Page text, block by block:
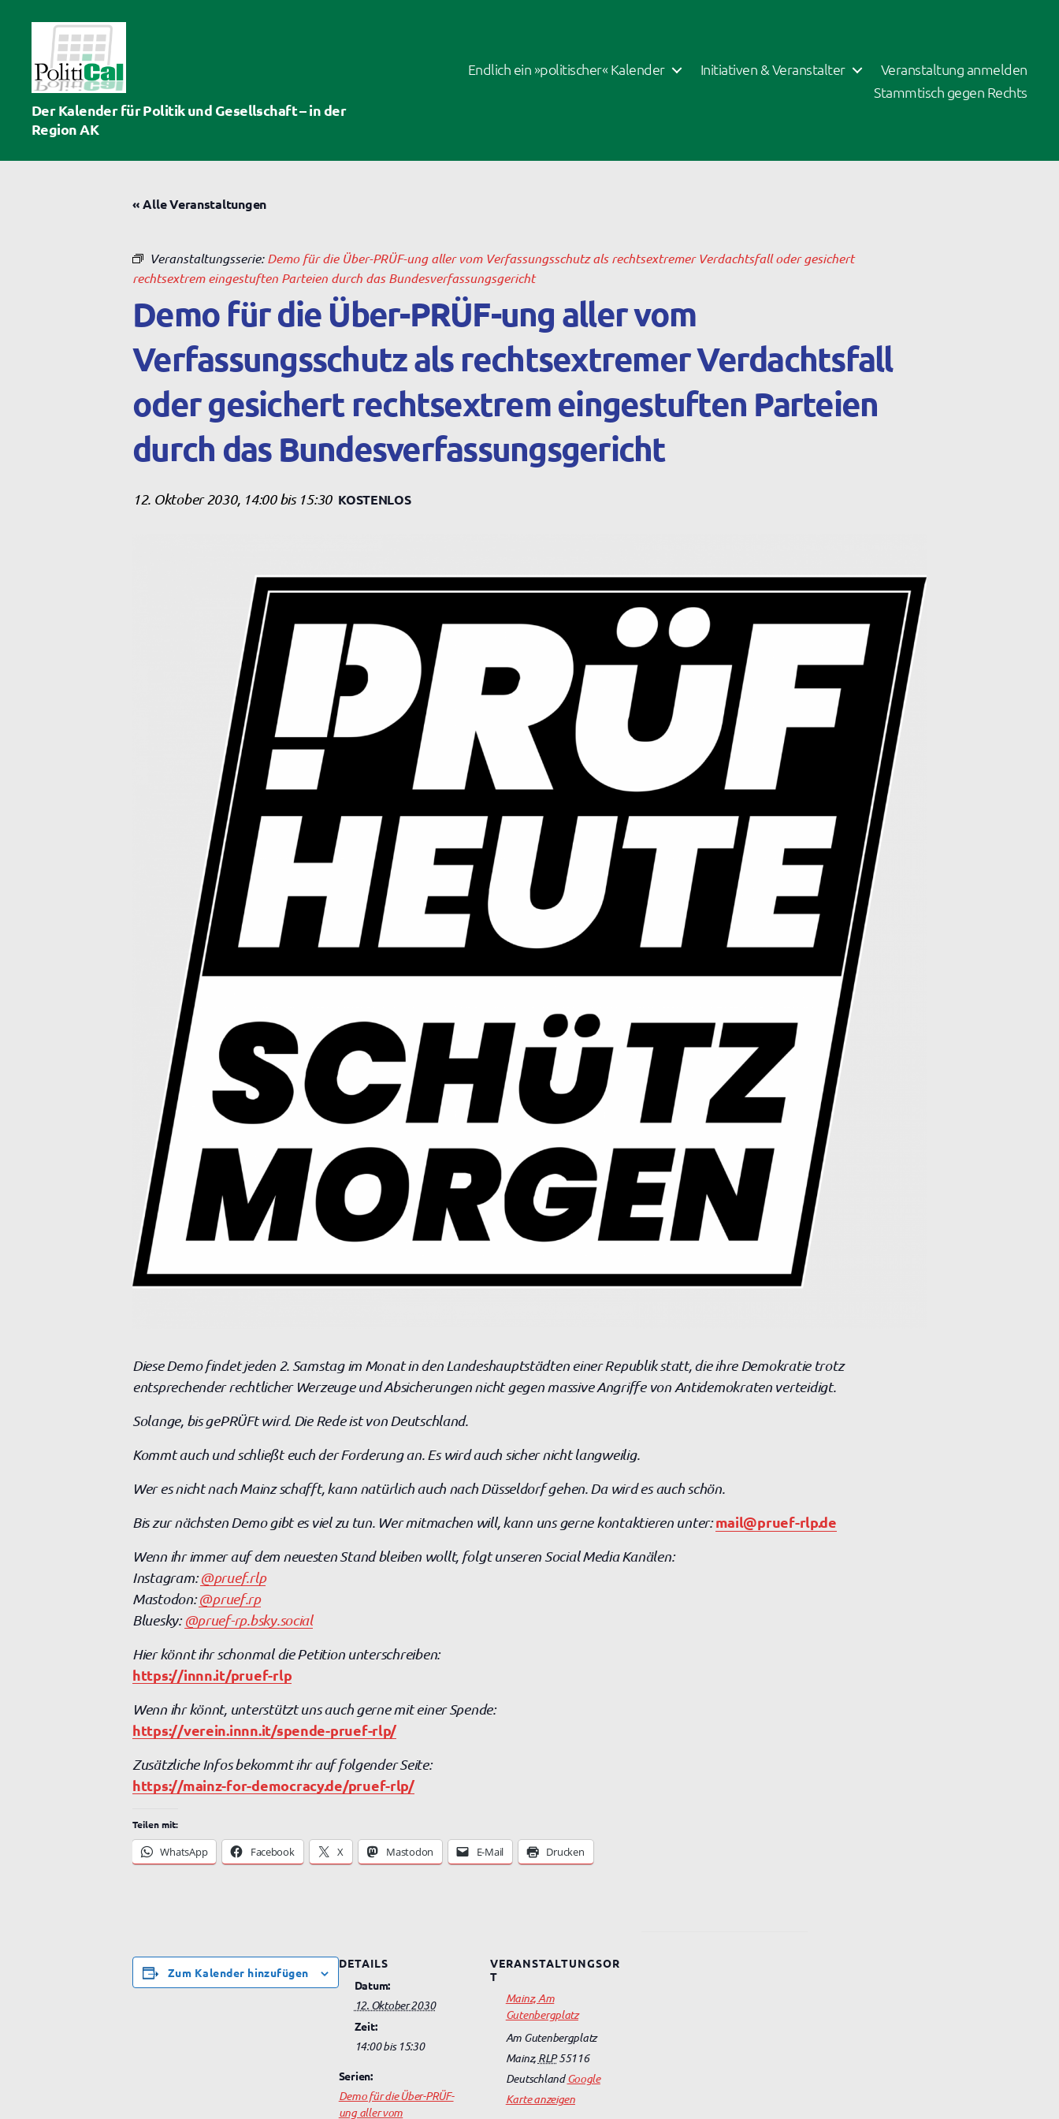
PolitiCal-
AK
Der Kalender für Politik und Gesellschaft – in der
Region AK
Endlich ein »politischer« Kalender Initiativen & Veranstalter
Veranstaltung anmelden
Stammtisch gegen Rechts
« Alle Veranstaltungen
Veranstaltungsserie: Demo für die Über-PRÜF-ung aller vom Verfassungsschutz als rechtsextremer Verdachtsfall oder gesichert
rechtsextrem eingestuften Parteien durch das Bundesverfassungsgericht
Demo für die Über-PRÜF-ung aller vom
Verfassungsschutz als rechtsextremer Verdachtsfall
oder gesichert rechtsextrem eingestuften Parteien
durch das Bundesverfassungsgericht
12. Oktober 2030, 14:00bis 15:30 KOSTENLOS
Diese Demo findet jeden 2. Samstag im Monat in den Landeshauptstädten einer Republik statt, die ihre Demokratie trotz
entsprechender rechtlicher Werzeuge und Absicherungen nicht gegen massive Angriffe von Antidemokraten verteidigt.
Solange, bis gePRÜFt wird. Die Rede ist von Deutschland.
Kommt auch und schließt euch der Forderung an. Es wird auch sicher nicht langweilig.
Wer es nicht nach Mainz schafft, kann natürlich auch nach Düsseldorf gehen. Da wird es auch schön.
Bis zur nächsten Demo gibt es viel zu tun. Wer mitmachen will, kann uns gerne kontaktieren unter:mail@pruef-rlp.de
Wenn ihr immer auf dem neuesten Stand bleiben wollt, folgt unseren Social Media Kanälen:
Instagram:@pruef.rlp
Mastodon:@pruef.rp
Bluesky:@pruef-rp.bsky.social
Hier könnt ihr schonmal die Petition unterschreiben:
https://innn.it/pruef-rlp
Wenn ihr könnt, unterstützt uns auch gerne mit einer Spende:
https://verein.innn.it/spende-pruef-rlp/
Zusätzliche Infos bekommt ihr auf folgender Seite:
https://mainz-for-democracy.de/pruef-rlp/
Teilen mit:
WhatsApp Facebook X Mastodon E-Mail Drucken
Zum Kalender hinzufügen
DETAILS
Datum:
12. Oktober 2030
Zeit:
14:00 bis 15:30
Serien:
Demo für die Über-PRÜF-
ung aller vom
VERANSTALTUNGSOR
T
Mainz, Am
Gutenbergplatz
Am Gutenbergplatz
Mainz, RLP 55116
Deutschland Google
Karte anzeigen